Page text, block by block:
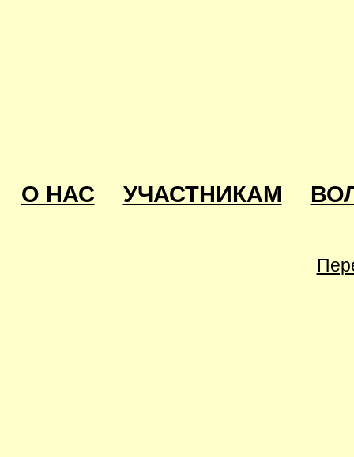
О НАС УЧАСТНИКАМ